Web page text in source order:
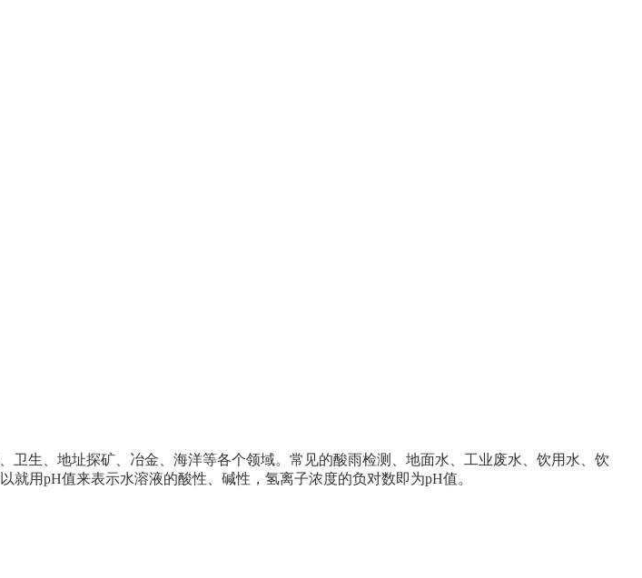
生、地址探矿、冶金、海洋等各个领域。常见的酸雨检测、地面水、工业废水、饮用水、饮
用pH值来表示水溶液的酸性、碱性，氢离子浓度的负对数即为pH值。